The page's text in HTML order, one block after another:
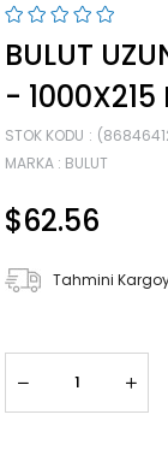
BULUT
- 1000X215
STOK KODU
MARKA : BULUT
$62.56
Tahmini